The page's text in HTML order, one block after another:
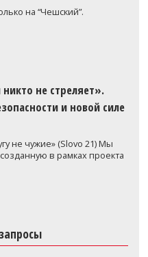
на “Чешский”.
не стреляет».
и новой силе
не чужие» (Slovo 21) Мы
в рамках проекта